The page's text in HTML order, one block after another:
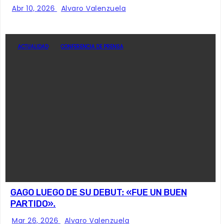
Abr 10, 2026 Alvaro Valenzuela
ACTUALIDAD CONFERENCIA DE PRENSA
GAGO LUEGO DE SU DEBUT: «FUE UN BUEN
PARTIDO».
Mar 26, 2026 Alvaro Valenzuela